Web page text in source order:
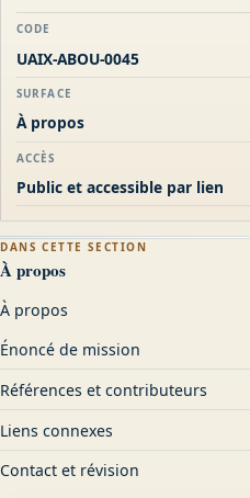
CODE
UAIX-ABOU-0045
SURFACE
À propos
ACCÈS
Public et accessible par lien
DANS CETTE SECTION
À propos
À propos
Énoncé de mission
Références et contributeurs
Liens connexes
Contact et révision